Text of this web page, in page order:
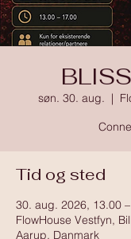
søn. 30. aug.
  |
Tid og sted
30. aug. 2026, 13.00
FlowHouse Vestfyn,
Aarup, Danmark